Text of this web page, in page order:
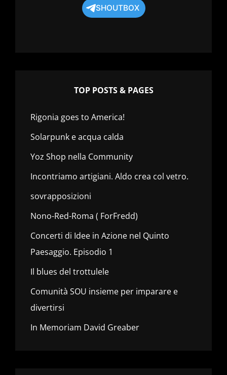
SHOUTBOX
TOP POSTS & PAGES
Rigonia goes to America!
Solarpunk e acqua calda
Yoz Shop nella Community
Incontriamo artigiani. Aldo crea col vetro.
sovrapposizioni
Nono-Red-Roma ( ForFredd)
Concerti di Idee in Azione nel Quinto
Paesaggio. Episodio 1
Il blues del trottulele
Comunità SOU insieme per imparare e
divertirsi
In Memoriam David Greaber